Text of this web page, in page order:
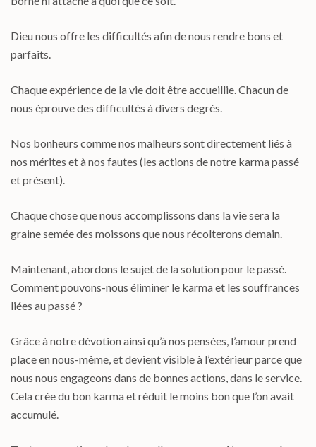
Dieu nous offre les difficultés afin de nous rendre bons et
parfaits.
Chaque expérience de la vie doit être accueillie. Chacun de
nous éprouve des difficultés à divers degrés.
Nos bonheurs comme nos malheurs sont directement liés à
nos mérites et à nos fautes (les actions de notre karma passé
et présent).
Chaque chose que nous accomplissons dans la vie sera la
graine semée des moissons que nous récolterons demain.
Maintenant, abordons le sujet de la solution pour le passé.
Comment pouvons-nous éliminer le karma et les souffrances
liées au passé ?
Grâce à notre dévotion ainsi qu’à nos pensées, l’amour prend
place en nous-même, et devient visible à l’extérieur parce que
nous nous engageons dans de bonnes actions, dans le service.
Cela crée du bon karma et réduit le moins bon que l’on avait
accumulé.